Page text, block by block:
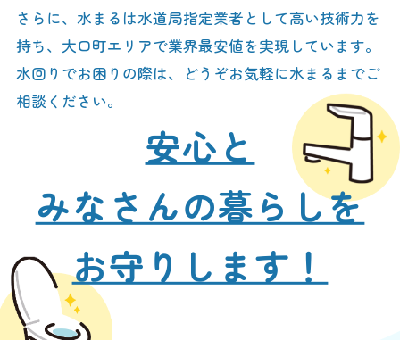
さらに、水まるは水道局指定業者として高い技術力を
持ち、大口町エリアで業界最安値を実現しています。
水回りでお困りの際は、どうぞお気軽に水まるまでご
相談ください。
安心と
みなさんの暮らしを
お守りします！